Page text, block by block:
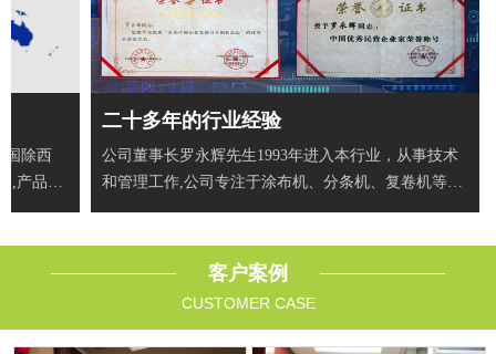
国除西
,产品出
二十多年的行业经验
公司董事长罗永辉先生1993年进入本行业，从事技术
和管理工作,公司专注于涂布机、分条机、复卷机等智
客户案例
CUSTOMER CASE